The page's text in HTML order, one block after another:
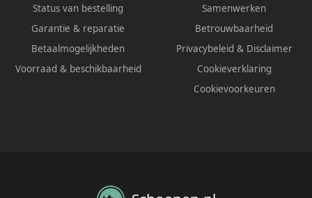
Status van bestelling
Garantie & reparatie
Betaalmogelijkheden
Voorraad & beschikbaarheid
Samenwerken
Betrouwbaarheid
Privacybeleid & Disclaimer
Cookieverklaring
Cookievoorkeuren